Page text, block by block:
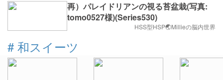
再）パレイドリアンの視る苔盆栽(写真:
tomo0527様)(Series530)
HSS型HSP🌏Millieの脳内世界
# 和スイーツ